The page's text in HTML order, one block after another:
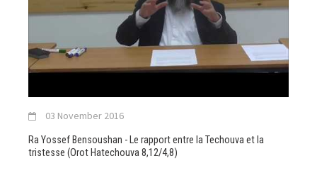
03 November 2016
Ra Yossef Bensoushan - Le rapport entre la Techouva et la
tristesse (Orot Hatechouva 8,12/4,8)